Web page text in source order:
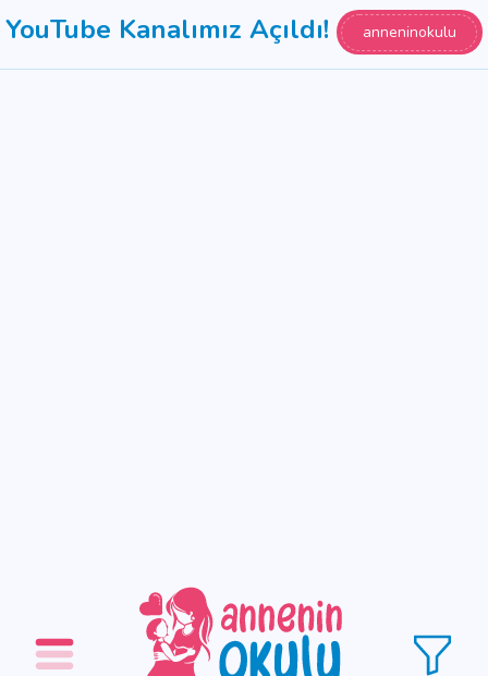
YouTube Kanalımız Açıldı! anneninokulu